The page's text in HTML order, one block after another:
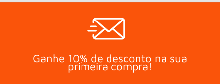
Ganhe 10% de desconto na sua
primeira compra!